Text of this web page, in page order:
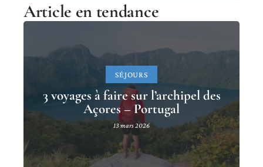
Article en tendance
SÉJOURS
3 voyages à faire sur l’archipel des
Açores – Portugal
13 mars 2026